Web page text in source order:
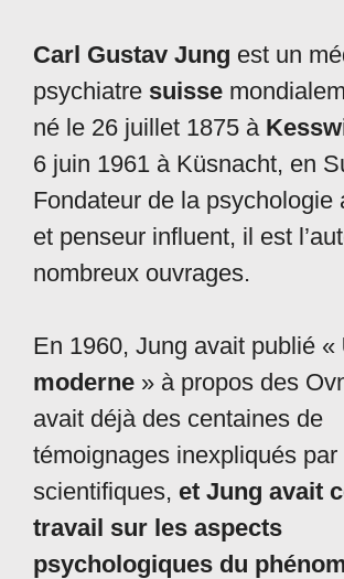
Carl Gustav Jung est un
psychiatre suisse
né le 26 juillet 1875 à
6 juin 1961 à Küsnacht, en
Fondateur de la psychologie
et penseur influent, il est
nombreux ouvrages.
En 1960, Jung avait publié «
moderne » à propos des
avait déjà des centaines de
témoignages inexpliqués par
scientifiques, et Jung avait
travail sur les aspects
psychologiques du